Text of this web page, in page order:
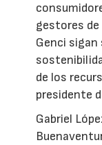
gestores
Genci
de los
presidente
Gabriel